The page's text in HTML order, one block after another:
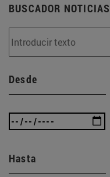
BUSCADOR NOTICIAS
Desde
Hasta